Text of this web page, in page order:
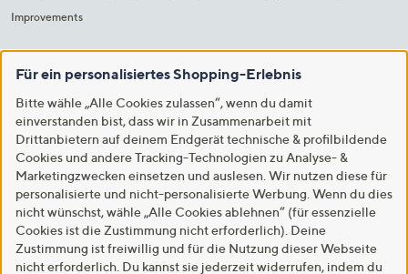
Improvements
Für ein personalisiertes Shopping-Erlebnis
Bitte wähle „Alle Cookies zulassen“, wenn du damit
einverstanden bist, dass wir in Zusammenarbeit mit
Drittanbietern auf deinem Endgerät technische & profilbildende
Cookies und andere Tracking-Technologien zu Analyse- &
Marketingzwecken einsetzen und auslesen. Wir nutzen diese für
personalisierte und nicht-personalisierte Werbung. Wenn du dies
nicht wünschst, wähle „Alle Cookies ablehnen“ (für essenzielle
Cookies ist die Zustimmung nicht erforderlich). Deine
Zustimmung ist freiwillig und für die Nutzung dieser Webseite
nicht erforderlich. Du kannst sie jederzeit widerrufen, indem du